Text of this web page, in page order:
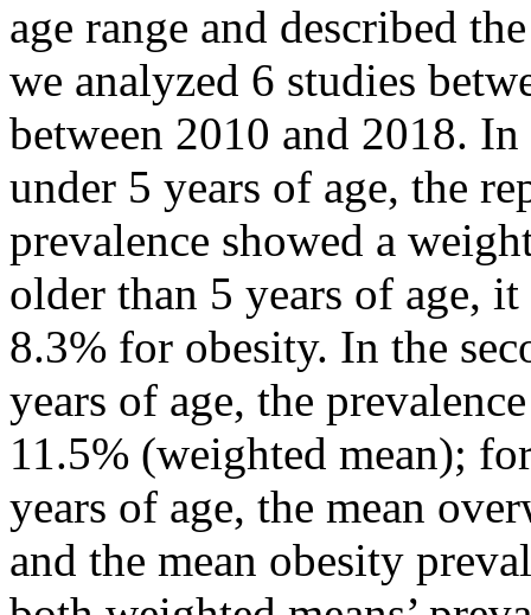
age range and described
we analyzed 6 studies
between 2010 and 2018.
under 5 years of age, the
prevalence showed a
older than 5 years of age,
8.3% for obesity. In the
years of age, the
11.5% (weighted mean);
years of age, the mean
and the mean obesity